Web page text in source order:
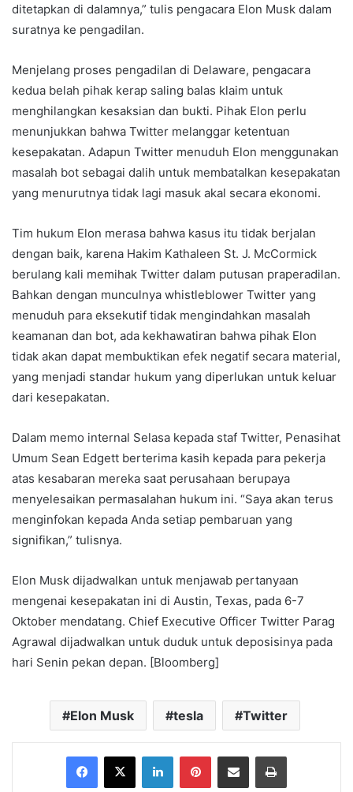
ditetapkan di dalamnya,” tulis pengacara Elon Musk dalam
suratnya ke pengadilan.
Menjelang proses pengadilan di Delaware, pengacara
kedua belah pihak kerap saling balas klaim untuk
menghilangkan kesaksian dan bukti. Pihak Elon perlu
menunjukkan bahwa Twitter melanggar ketentuan
kesepakatan. Adapun Twitter menuduh Elon menggunakan
masalah bot sebagai dalih untuk membatalkan kesepakatan
yang menurutnya tidak lagi masuk akal secara ekonomi.
Tim hukum Elon merasa bahwa kasus itu tidak berjalan
dengan baik, karena Hakim Kathaleen St. J. McCormick
berulang kali memihak Twitter dalam putusan praperadilan.
Bahkan dengan munculnya whistleblower Twitter yang
menuduh para eksekutif tidak mengindahkan masalah
keamanan dan bot, ada kekhawatiran bahwa pihak Elon
tidak akan dapat membuktikan efek negatif secara material,
yang menjadi standar hukum yang diperlukan untuk keluar
dari kesepakatan.
Dalam memo internal Selasa kepada staf Twitter, Penasihat
Umum Sean Edgett berterima kasih kepada para pekerja
atas kesabaran mereka saat perusahaan berupaya
menyelesaikan permasalahan hukum ini. “Saya akan terus
menginfokan kepada Anda setiap pembaruan yang
signifikan,” tulisnya.
Elon Musk dijadwalkan untuk menjawab pertanyaan
mengenai kesepakatan ini di Austin, Texas, pada 6-7
Oktober mendatang. Chief Executive Officer Twitter Parag
Agrawal dijadwalkan untuk duduk untuk deposisinya pada
hari Senin pekan depan. [Bloomberg]
Elon Musk tesla Twitter
Facebook
X LinkedInPinterestShare via Email Print